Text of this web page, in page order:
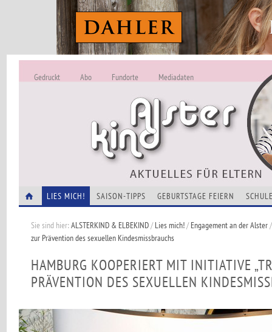
ALSTERKIND -
Alles Neu
Gedruckt Abo Fundorte Mediadaten
LIES MICH! SAISON-TIPPS GEBURTSTAGE FEIERN
Sie sind hier:ALSTERKIND & ELBEKIND/Lies mich!/Engagement an der Alster
zur Prävention des sexuellen Kindesmissbrauchs
HAMBURG KOOPERIERT MIT INITIATIVE
PRÄVENTION DES SEXUELLEN